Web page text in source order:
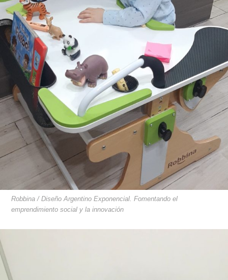
Robbina / Diseño Argentino Exponencial. Fomentando el
emprendimiento social y la innovación